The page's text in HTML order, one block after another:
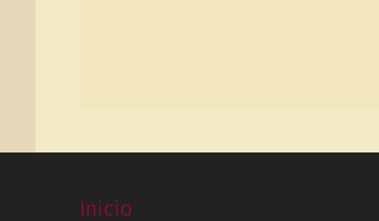
Inicio